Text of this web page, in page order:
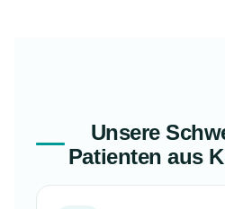
Unsere
Patienten aus